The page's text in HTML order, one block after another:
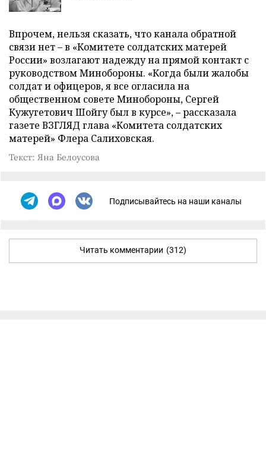
Впрочем, нельзя сказать, что канала обратной
связи нет – в «Комитете солдатских матерей
России» возлагают надежду на прямой контакт с
руководством Минобороны. «Когда были жалобы
солдат и офицеров, я все огласила на
общественном совете Минобороны, Сергей
Кужугетович Шойгу был в курсе», – рассказала
газете ВЗГЛЯД глава «Комитета солдатских
матерей» Флера Салиховская.
Текст: Яна Белоусова
Подписывайтесь на наши каналы
Читать комментарии (312)